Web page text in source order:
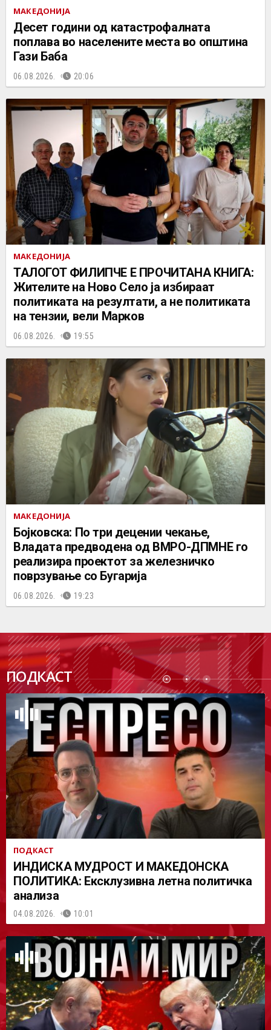
МАКЕДОНИЈА
Десет години од катастрофалната
поплава во населените места во општина
Гази Баба
06.08.2026. 20:06
МАКЕДОНИЈА
ТАЛОГОТ ФИЛИПЧЕ Е ПРОЧИТАНА КНИГА:
Жителите на Ново Село ја избираат
политиката на резултати, а не политиката
на тензии, вели Марков
06.08.2026. 19:55
МАКЕДОНИЈА
Бојковска: По три децении чекање,
Владата предводена од ВМРО-ДПМНЕ го
реализира проектот за железничко
поврзување со Бугарија
06.08.2026. 19:23
ПОДКАСТ
ПОДК
АСТ
ПОДКАСТ
ИНДИСКА МУДРОСТ И МАКЕДОНСКА
ПОЛИТИКА: Ексклузивна летна политичка
анализа
04.08.2026. 10:01